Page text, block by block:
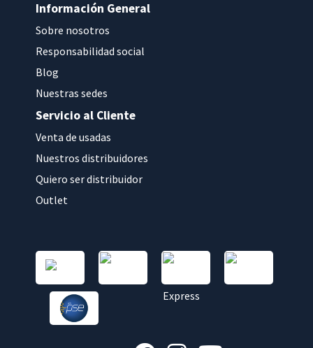
Información General
Sobre nosotros
Responsabilidad social
Blog
Nuestras sedes
Servicio al Cliente
Venta de usadas
Nuestros distribuidores
Quiero ser distribuidor
Outlet